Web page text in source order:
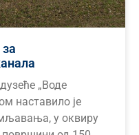
„Воде
наставило је
у оквиру